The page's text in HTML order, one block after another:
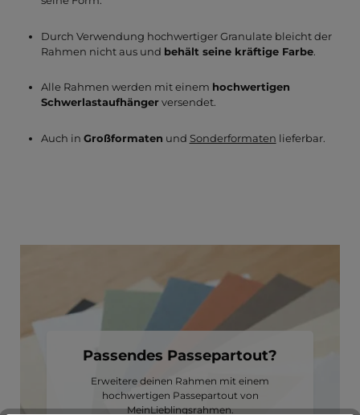
Durch Verwendung hochwertiger Granulate bleicht der
Rahmen nicht aus und behält seine kräftige Farbe.
Alle Rahmen werden mit einem hochwertigen
Schwerlastaufhängerversendet.
Auch in Großformaten und Sonderformaten lieferbar.
Passendes Passepartout?
Erweitere deinen Rahmen mit einem
hochwertigen Passepartout von
MeinLieblingsrahmen.